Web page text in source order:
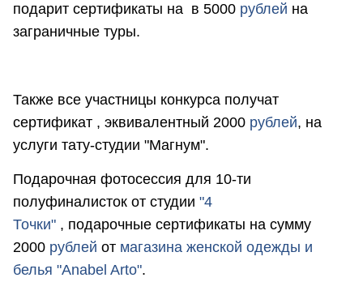
подарит сертификаты на в 5000 рублей на
заграничные туры.
Также все участницы конкурса получат
сертификат , эквивалентный 2000 рублей, на
услуги тату-студии "Магнум".
Подарочная фотосессия для 10-ти
полуфиналисток от студии "4
Точки" , подарочные сертификаты на сумму
2000 рублей от магазина женской одежды и
белья "Anabel Arto".